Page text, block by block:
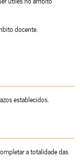
docente.
establecidos.
a totalidade das